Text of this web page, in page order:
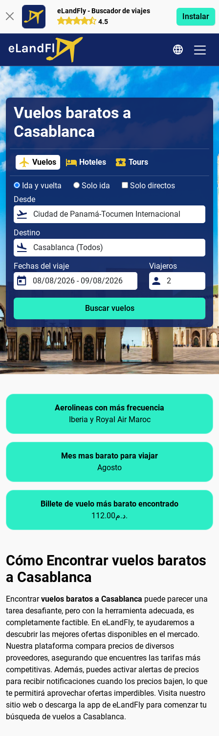
eLandFly - Buscador de viajes
4.5
Instalar
Vuelos baratos a
Casablanca
Vuelos Hoteles Tours
Ida y vuelta Solo ida
Solo directos
Desde
Destino
Fechas del viaje Viajeros
Buscar vuelos
Aerolineas con más frecuencia
Iberia y Royal Air Maroc
Mes mas barato para viajar
Agosto
Billete de vuelo más barato encontrado
112.00د.م.
Cómo Encontrar vuelos baratos
a Casablanca
Encontrarvuelos baratos a Casablanca puede parecer una
tarea desafiante, pero con la herramienta adecuada, es
completamente factible. En eLandFly, te ayudaremos a
descubrir las mejores ofertas disponibles en el mercado.
Nuestra plataforma compara precios de diversos
proveedores, asegurando que encuentres las tarifas más
competitivas. Además, puedes activar alertas de precios
para recibir notificaciones cuando los precios bajen, lo que
te permitirá aprovechar ofertas imperdibles. Visita nuestro
sitio web o descarga la app de eLandFly para comenzar tu
búsqueda de vuelos a Casablanca.